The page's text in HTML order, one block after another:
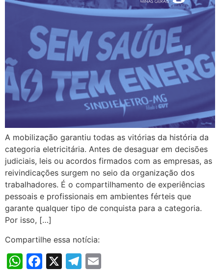
A mobilização garantiu todas as vitórias da história da
categoria eletricitária. Antes de desaguar em decisões
judiciais, leis ou acordos firmados com as empresas, as
reivindicações surgem no seio da organização dos
trabalhadores. É o compartilhamento de experiências
pessoais e profissionais em ambientes férteis que
garante qualquer tipo de conquista para a categoria.
Por isso, […]
Compartilhe essa notícia:
WhatsApp
Facebook
X Telegram